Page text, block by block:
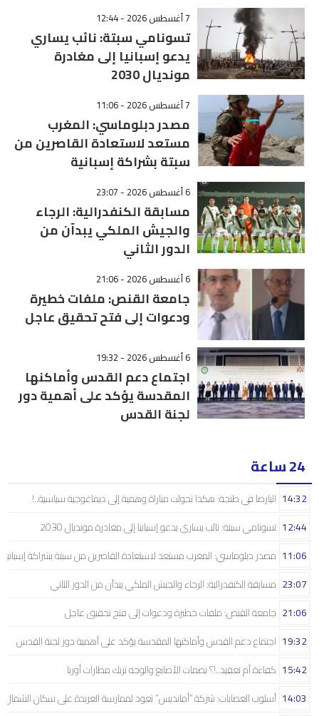
7 أغسطس 2026 - 12:44
تسونامي سبتة: نائب يساري
يدعو إسبانيا إلى مغادرة
مونديال 2030
7 أغسطس 2026 - 11:06
مصدر دبلوماسي: المغرب
مستعد لاستعادة القاصرين من
سبتة بشراكة إسبانية
6 أغسطس 2026 - 23:07
مسابقة الكنفدرالية: الرجاء
والجيش الملكي يبدآن من
الدور الثاني
6 أغسطس 2026 - 21:06
جامعة القنص: ملفات خطيرة
ودعوات إلى فتح تحقيق عاجل
6 أغسطس 2026 - 19:32
اجتماع دعم القدس وأماكنها
المقدسة يؤكد على أهمية دور
لجنة القدس
24 ساعة
البارصا في طنجة: هكذا تحولت مباراة وهمية إلى ديماغوجية سياسية..! 14:32
تسونامي سبتة: نائب يساري يدعو إسبانيا إلى مغادرة مونديال 2030 12:44
مصدر دبلوماسي: المغرب مستعد لاستعادة القاصرين من سبتة بشراكة إسبانية 11:06
مسابقة الكنفدرالية: الرجاء والجيش الملكي يبدآن من الدور الثاني 23:07
جامعة القنص: ملفات خطيرة ودعوات إلى فتح تحقيق عاجل 21:06
اجتماع دعم القدس وأماكنها المقدسة يؤكد على أهمية دور لجنة القدس 19:32
كفاءة أم تعقيد..!؟ بصمات الأصابع والوجه تربك مطارات أوربا 15:42
أسلوب العصابات: شركة “أمانديس” تعود لممارسة العربدة على سكان 14:03